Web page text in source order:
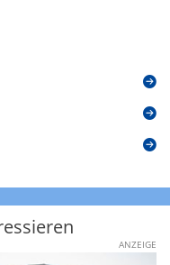
ANZEIGE